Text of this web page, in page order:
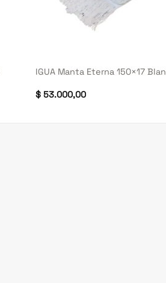
IGUA Manta Eterna 150×17
$ 53.000,00